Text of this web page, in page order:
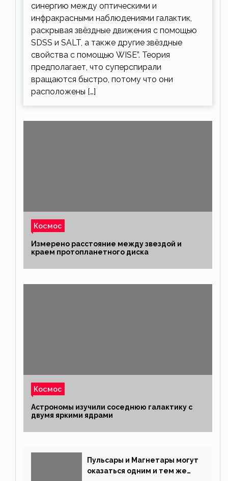
синергию между оптическими и
инфракрасными наблюдениями галактик,
раскрывая звёздные движения с помощью
SDSS и SALT, а также другие звёздные
свойства с помощью WISE”. Теория
предполагает, что суперспирали
вращаются быстро, потому что они
расположены […]
Космос
Измерено расстояние между звездой и
краем протопланетного диска
Космос
Астрономы изучили соседнюю галактику с
двумя яркими ядрами
Пульсары и Магнетары могут
оказаться одним и тем же